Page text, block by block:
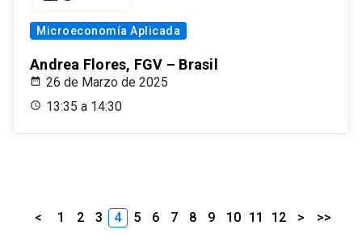
Microeconomía Aplicada
Andrea Flores, FGV – Brasil
26 de Marzo de 2025
13:35 a 14:30
< 1 2 3 4 5 6 7 8 9 10 11 12 > >>